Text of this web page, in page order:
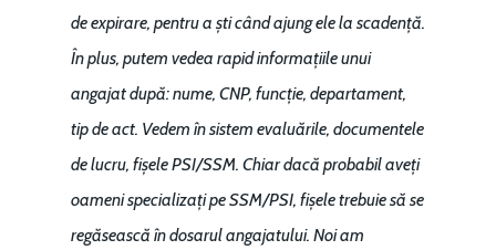
de expirare, pentru a ști când ajung ele la scadență.
În plus, putem vedea rapid informațiile unui
angajat după: nume, CNP, funcție, departament,
tip de act. Vedem în sistem evaluările, documentele
de lucru, fișele PSI/SSM. Chiar dacă probabil aveți
oameni specializați pe SSM/PSI, fișele trebuie să se
regăsească în dosarul angajatului. Noi am